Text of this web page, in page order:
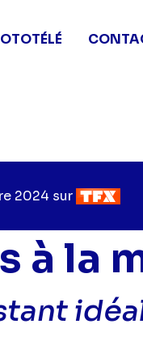
2024 sur Chaîne
diffusion
à la